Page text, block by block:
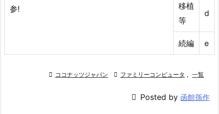
移植
等
d
続編 e
 ココナッツジャパン  ファミリーコンピュータ , 一覧
 Posted by 函館孫作